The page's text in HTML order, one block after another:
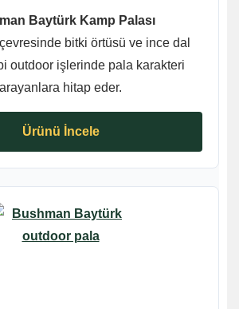
Baytürk Kamp Palası
bitki örtüsü ve ince dal
outdoor işlerinde pala karakteri
arayanlara hitap eder.
Ürünü İncele